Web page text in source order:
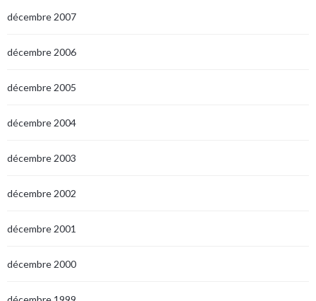
décembre 2007
décembre 2006
décembre 2005
décembre 2004
décembre 2003
décembre 2002
décembre 2001
décembre 2000